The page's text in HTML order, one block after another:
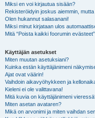
Miksi en voi kirjautua sisään?
Rekisteröidyin joskus aiemmin,
Olen hukannut salasanani!
Miksi minut kirjataan ulos
Mitä “Poista kaikki foorumin
Käyttäjän asetukset
Miten muutan asetuksiani?
Kuinka estän käyttäjänimeni
Ajat ovat väärin!
Vaihdoin aikavyöhykkeen ja
Kieleni ei ole valittavana!
Mitä kuvia on käyttäjänimeni
Miten asetan avataren?
Mikä on arvonimi ja miten vaihdan